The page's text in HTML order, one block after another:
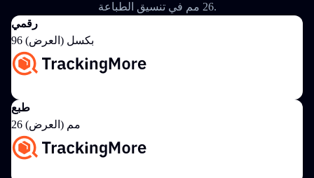
26 مم في تنسيق الطباعة.
رقمي
96 بكسل (العرض)
طبع
26 مم (العرض)